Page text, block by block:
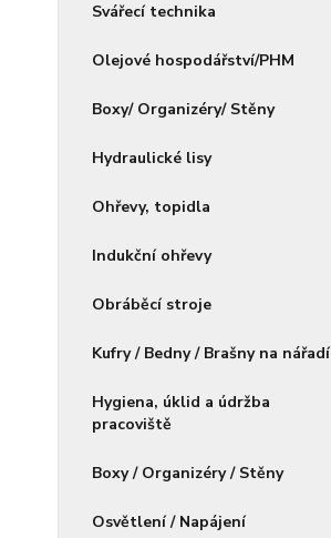
Svářecí technika
Olejové hospodářství/PHM
Boxy/ Organizéry/ Stěny
Hydraulické lisy
Ohřevy, topidla
Indukční ohřevy
Obráběcí stroje
Kufry / Bedny / Brašny na nářadí
Hygiena, úklid a údržba
pracoviště
Boxy / Organizéry / Stěny
Osvětlení / Napájení